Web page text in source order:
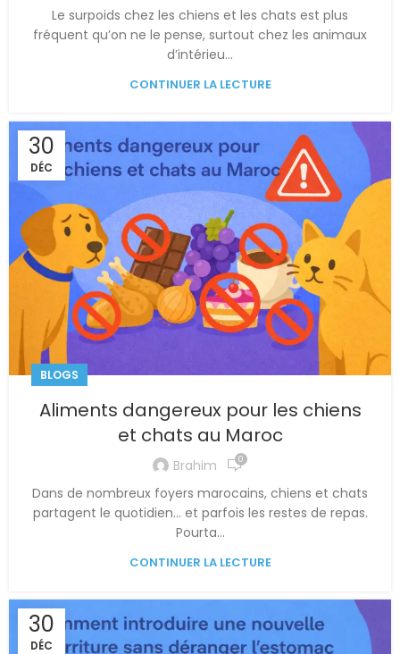
Le surpoids chez les chiens et les chats est plus
fréquent qu’on ne le pense, surtout chez les animaux
d’intérieu...
CONTINUER LA LECTURE
30
DÉC
BLOGS
Aliments dangereux pour les chiens
et chats au Maroc
Brahim 0
Dans de nombreux foyers marocains, chiens et chats
partagent le quotidien… et parfois les restes de repas.
Pourta...
CONTINUER LA LECTURE
30
DÉC